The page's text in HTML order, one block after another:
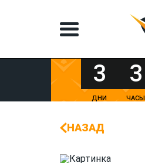
3
ДНИ
3
ЧАСЫ
НАЗАД